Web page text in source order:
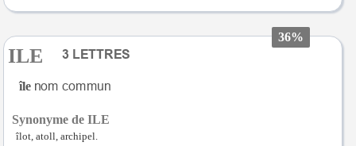
36%
ILE
île
Synonyme de ILE
îlot, atoll, archipel.